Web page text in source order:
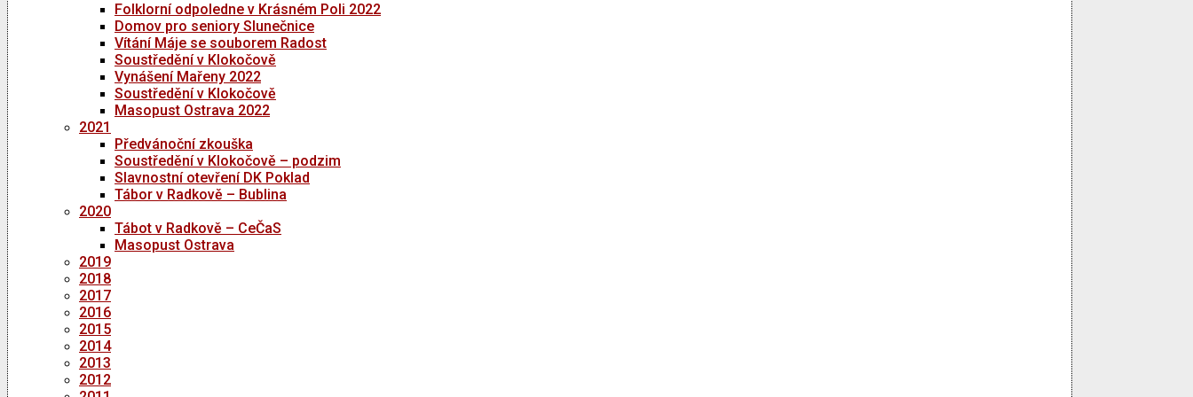
Folklorní odpoledne v Krásném Poli 2022
Domov pro seniory Slunečnice
Vítání Máje se souborem Radost
Soustředění v Klokočově
Vynášení Mařeny 2022
Soustředění v Klokočově
Masopust Ostrava 2022
2021
Předvánoční zkouška
Soustředění v Klokočově – podzim
Slavnostní otevření DK Poklad
Tábor v Radkově – Bublina
2020
Tábot v Radkově – CeČaS
Masopust Ostrava
2019
2018
2017
2016
2015
2014
2013
2012